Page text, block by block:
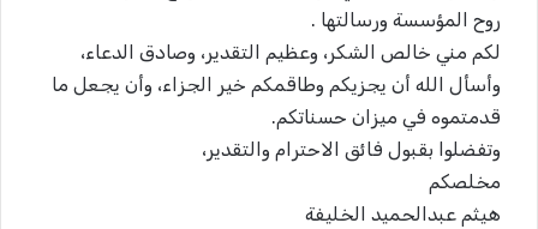
روح المؤسسة ورسالتها .
لكم مني خالص الشكر، وعظيم التقدير، وصادق الدعاء،
وأسأل الله أن يجزيكم وطاقمكم خير الجزاء، وأن يجعل ما
قدمتموه في ميزان حسناتكم.
وتفضلوا بقبول فائق الاحترام والتقدير،
مخلصكم
هيثم عبدالحميد الخليفة